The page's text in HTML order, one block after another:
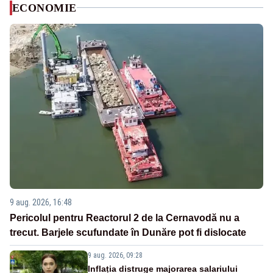
ECONOMIE
9 aug. 2026, 16:48
Pericolul pentru Reactorul 2 de la Cernavodă nu a
trecut. Barjele scufundate în Dunăre pot fi dislocate
9 aug. 2026, 09:28
Inflația distruge majorarea salariului